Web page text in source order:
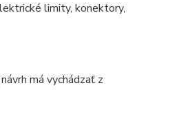
limity, konektory,
má vychádzať z